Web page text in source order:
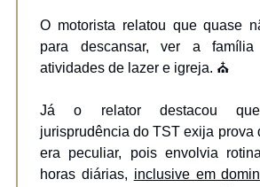
O motorista relatou que quase
para descansar, ver a família
atividades de lazer e igreja. ⛪
Já o relator destacou
jurisprudência do TST exija prova
era peculiar, pois envolvia
horas diárias, inclusive em